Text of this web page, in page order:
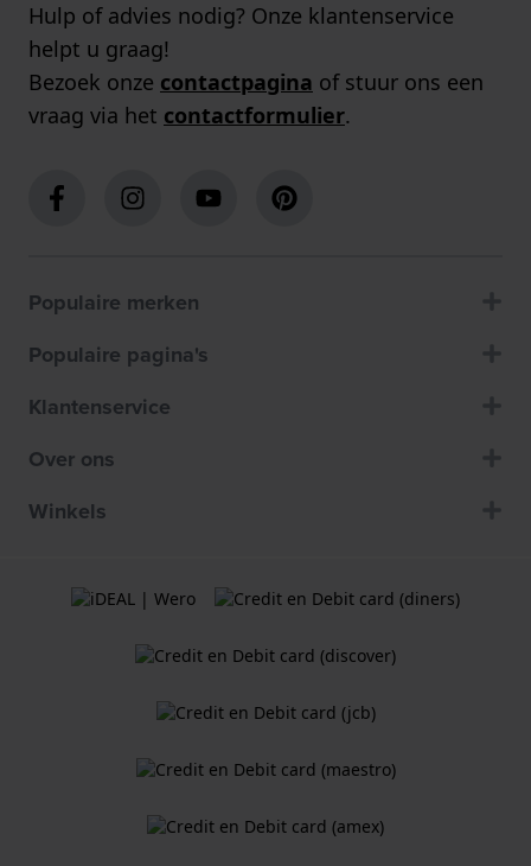
Hulp of advies nodig? Onze klantenservice
helpt u graag!
Bezoek onze contactpagina of stuur ons een
vraag via het contactformulier.
Populaire merken
Populaire pagina's
Klantenservice
Over ons
Winkels